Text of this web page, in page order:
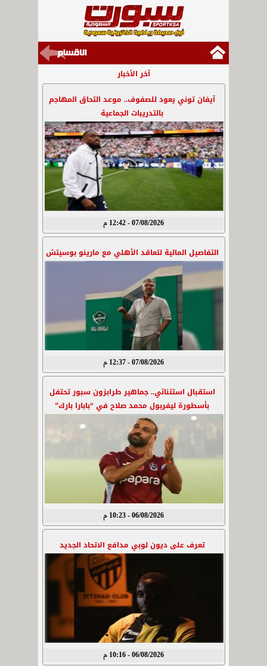
آخر الأخبار
آيفان توني يعود للصفوف.. موعد التحاق المهاجم
بالتدريبات الجماعية
07/08/2026 - 12:42 م
التفاصيل المالية لتعاقد الأهلي مع مارينو بوسيتش
07/08/2026 - 12:37 م
استقبال استثنائي.. جماهير طرابزون سبور تحتفل
بأسطورة ليفربول محمد صلاح في “بابارا بارك”
06/08/2026 - 10:23 م
تعرف على ديون لوبي مدافع الاتحاد الجديد
06/08/2026 - 10:16 م